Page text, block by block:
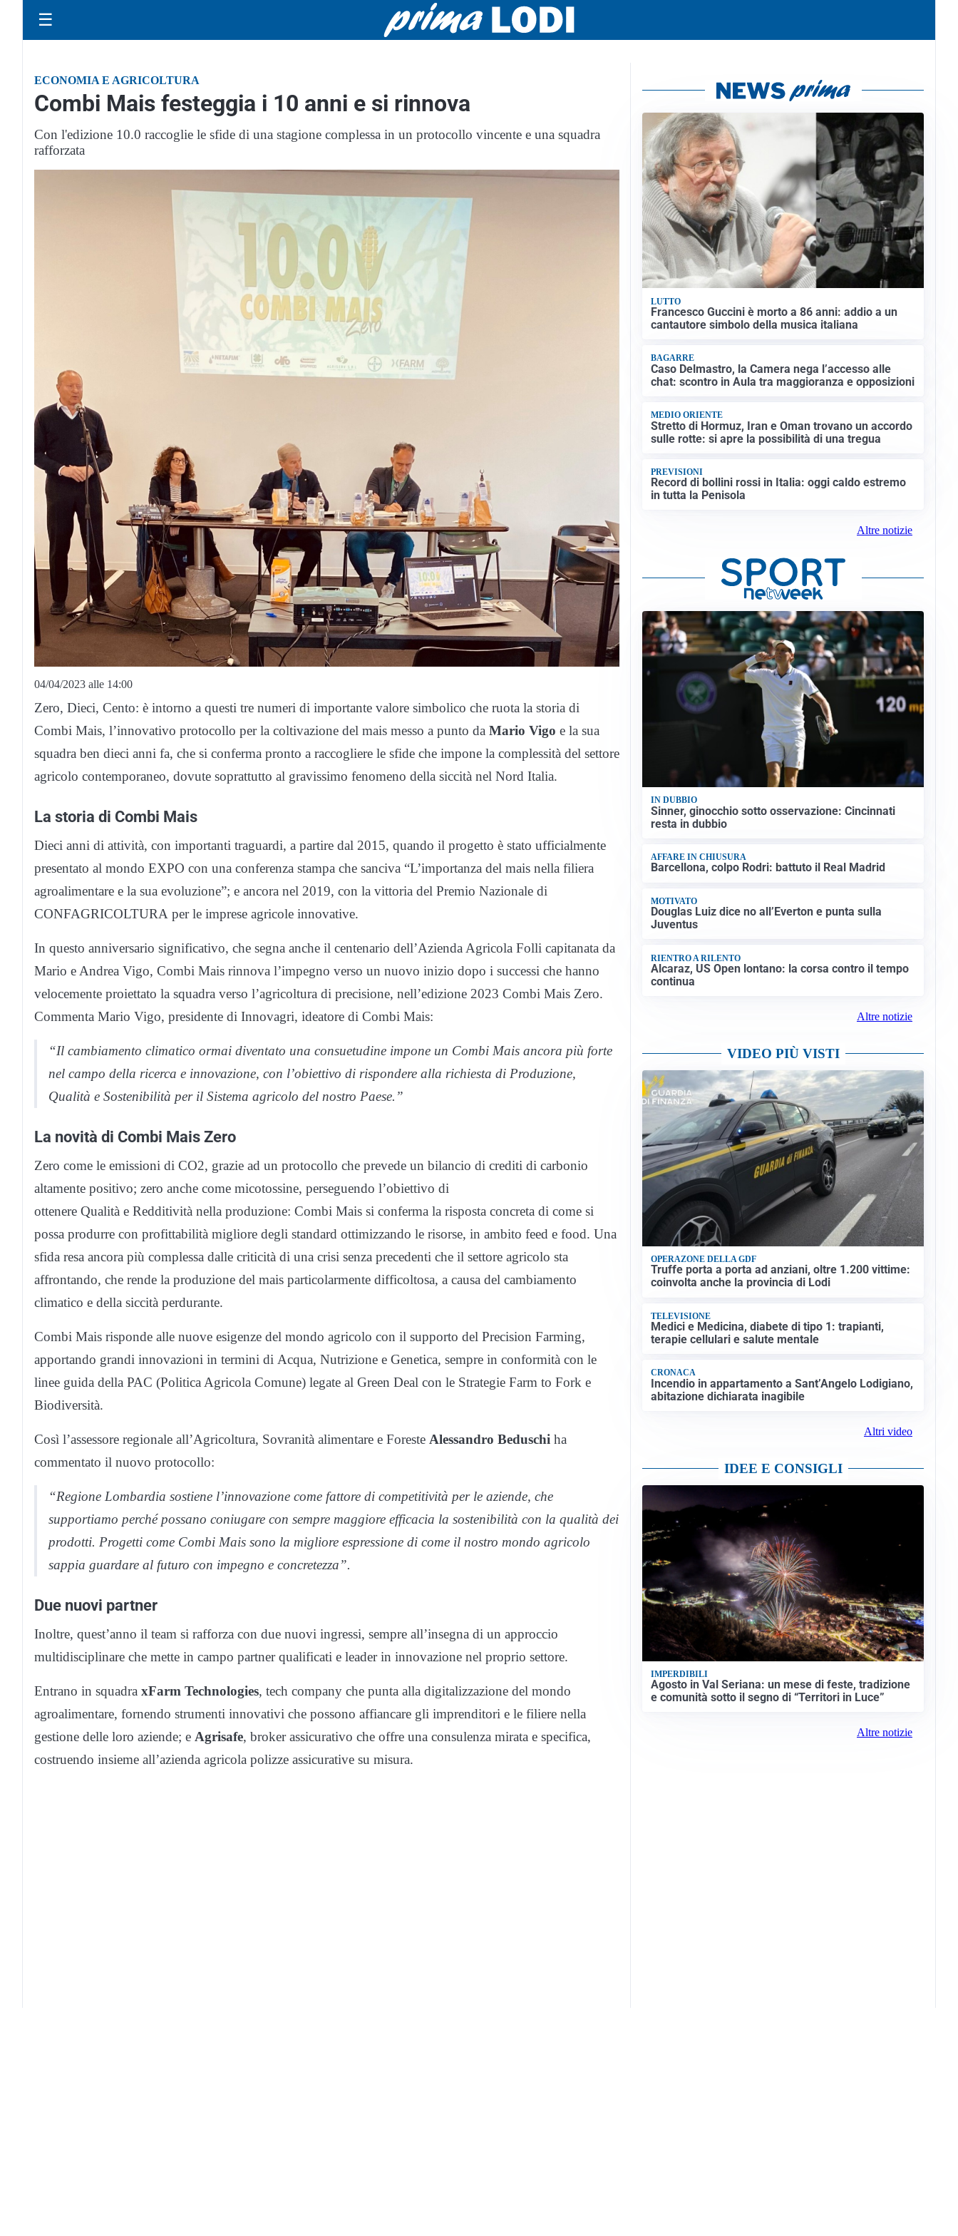
☰
ECONOMIA E AGRICOLTURA
Combi Mais festeggia i 10 anni e si rinnova
Con l'edizione 10.0 raccoglie le sfide di una stagione complessa in un protocollo vincente e una squadra
rafforzata
04/04/2023 alle 14:00
Zero, Dieci, Cento: è intorno a questi tre numeri di importante valore simbolico che ruota la storia di
Combi Mais, l’innovativo protocollo per la coltivazione del mais messo a punto da Mario Vigo e la sua
squadra ben dieci anni fa, che si conferma pronto a raccogliere le sfide che impone la complessità del settore
agricolo contemporaneo, dovute soprattutto al gravissimo fenomeno della siccità nel Nord Italia.
La storia di Combi Mais
Dieci anni di attività, con importanti traguardi, a partire dal 2015, quando il progetto è stato ufficialmente
presentato al mondo EXPO con una conferenza stampa che sanciva “L’importanza del mais nella filiera
agroalimentare e la sua evoluzione”; e ancora nel 2019, con la vittoria del Premio Nazionale di
CONFAGRICOLTURA per le imprese agricole innovative.
In questo anniversario significativo, che segna anche il centenario dell’Azienda Agricola Folli capitanata da
Mario e Andrea Vigo, Combi Mais rinnova l’impegno verso un nuovo inizio dopo i successi che hanno
velocemente proiettato la squadra verso l’agricoltura di precisione, nell’edizione 2023 Combi Mais Zero.
Commenta Mario Vigo, presidente di Innovagri, ideatore di Combi Mais:
“Il cambiamento climatico ormai diventato una consuetudine impone un Combi Mais ancora più forte
nel campo della ricerca e innovazione, con l’obiettivo di rispondere alla richiesta di Produzione,
Qualità e Sostenibilità per il Sistema agricolo del nostro Paese.”
La novità di Combi Mais Zero
Zero come le emissioni di CO2, grazie ad un protocollo che prevede un bilancio di crediti di carbonio
altamente positivo; zero anche come micotossine, perseguendo l’obiettivo di
ottenere Qualità e Redditività nella produzione: Combi Mais si conferma la risposta concreta di come si
possa produrre con profittabilità migliore degli standard ottimizzando le risorse, in ambito feed e food. Una
sfida resa ancora più complessa dalle criticità di una crisi senza precedenti che il settore agricolo sta
affrontando, che rende la produzione del mais particolarmente difficoltosa, a causa del cambiamento
climatico e della siccità perdurante.
Combi Mais risponde alle nuove esigenze del mondo agricolo con il supporto del Precision Farming,
apportando grandi innovazioni in termini di Acqua, Nutrizione e Genetica, sempre in conformità con le
linee guida della PAC (Politica Agricola Comune) legate al Green Deal con le Strategie Farm to Fork e
Biodiversità.
Così l’assessore regionale all’Agricoltura, Sovranità alimentare e Foreste Alessandro Beduschi ha
commentato il nuovo protocollo:
“Regione Lombardia sostiene l’innovazione come fattore di competitività per le aziende, che
supportiamo perché possano coniugare con sempre maggiore efficacia la sostenibilità con la qualità dei
prodotti. Progetti come Combi Mais sono la migliore espressione di come il nostro mondo agricolo
sappia guardare al futuro con impegno e concretezza”.
Due nuovi partner
Inoltre, quest’anno il team si rafforza con due nuovi ingressi, sempre all’insegna di un approccio
multidisciplinare che mette in campo partner qualificati e leader in innovazione nel proprio settore.
Entrano in squadra xFarm Technologies, tech company che punta alla digitalizzazione del mondo
agroalimentare, fornendo strumenti innovativi che possono affiancare gli imprenditori e le filiere nella
gestione delle loro aziende; e Agrisafe, broker assicurativo che offre una consulenza mirata e specifica,
costruendo insieme all’azienda agricola polizze assicurative su misura.
LUTTO
Francesco Guccini è morto a 86 anni: addio a un
cantautore simbolo della musica italiana
BAGARRE
Caso Delmastro, la Camera nega l’accesso alle
chat: scontro in Aula tra maggioranza e opposizioni
MEDIO ORIENTE
Stretto di Hormuz, Iran e Oman trovano un accordo
sulle rotte: si apre la possibilità di una tregua
PREVISIONI
Record di bollini rossi in Italia: oggi caldo estremo
in tutta la Penisola
Altre notizie
IN DUBBIO
Sinner, ginocchio sotto osservazione: Cincinnati
resta in dubbio
AFFARE IN CHIUSURA
Barcellona, colpo Rodri: battuto il Real Madrid
MOTIVATO
Douglas Luiz dice no all’Everton e punta sulla
Juventus
RIENTRO A RILENTO
Alcaraz, US Open lontano: la corsa contro il tempo
continua
Altre notizie
VIDEO PIÙ VISTI
OPERAZONE DELLA GDF
Truffe porta a porta ad anziani, oltre 1.200 vittime:
coinvolta anche la provincia di Lodi
TELEVISIONE
Medici e Medicina, diabete di tipo 1: trapianti,
terapie cellulari e salute mentale
CRONACA
Incendio in appartamento a Sant’Angelo Lodigiano,
abitazione dichiarata inagibile
Altri video
IDEE E CONSIGLI
IMPERDIBILI
Agosto in Val Seriana: un mese di feste, tradizione
e comunità sotto il segno di “Territori in Luce”
Altre notizie